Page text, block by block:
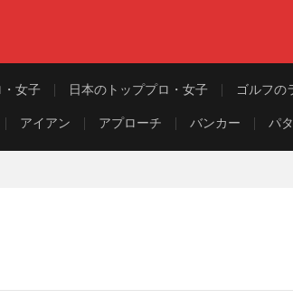
・女子 日本のトッププロ・女子 ゴルフの
アイアン アプローチ バンカー パ